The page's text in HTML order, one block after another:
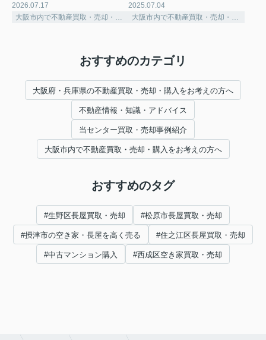
2026.07.17
2025.07.04
おすすめのカテゴリ
大阪府・兵庫県の不動産買取・売却・購入をお考えの方へ
不動産情報・知識・アドバイス
当センター買取・売却事例紹介
大阪市内で不動産買取・売却・購入をお考えの方へ
おすすめのタグ
#生野区長屋買取・売却 #松原市長屋買取・売却
#摂津市の空き家・長屋を高く売る #住之江区長屋買取・売却
#中古マンション購入 #西成区空き家買取・売却